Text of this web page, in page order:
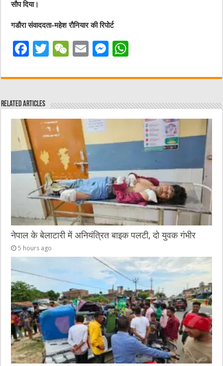
सौप दिया।
गडौरा संवाददता-महेश रौनियार की रिपोर्ट
F
c
e
b
o
o
k
T
it
r
W
C
at
E
ai
M
ss
n
er
at
A
p
Related Articles
नेपाल के बेलाटारी में अनियंत्रित बाइक पलटी, दो युवक गंभीर
5 hours ago